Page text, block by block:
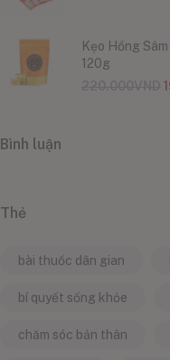
Kẹo Hồng
120g
Bình luận
Thẻ
bài thuốc dân gian
bí quyết sống khỏe
chăm sóc bản thân